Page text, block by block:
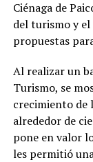
Ciénaga de
del turismo y
propuestas
Al realizar un
Turismo, se
crecimiento de
alrededor de
pone en valor
les permitió